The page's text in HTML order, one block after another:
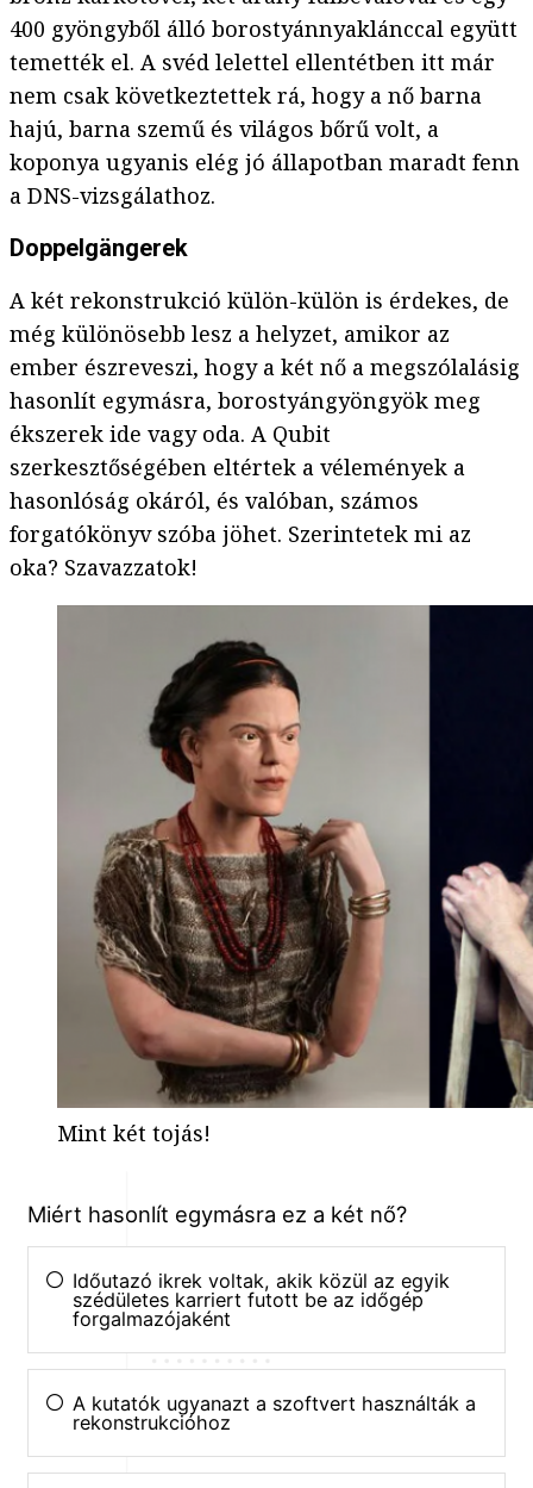
400 gyöngyből álló borostyánnyaklánccal együtt
temették el. A svéd lelettel ellentétben itt már
nem csak következtettek rá, hogy a nő barna
hajú, barna szemű és világos bőrű volt, a
koponya ugyanis elég jó állapotban maradt fenn
a DNS-vizsgálathoz.
Doppelgängerek
A két rekonstrukció külön-külön is érdekes, de
még különösebb lesz a helyzet, amikor az
ember észreveszi, hogy a két nő a megszólalásig
hasonlít egymásra, borostyángyöngyök meg
ékszerek ide vagy oda. A Qubit
szerkesztőségében eltértek a vélemények a
hasonlóság okáról, és valóban, számos
forgatókönyv szóba jöhet. Szerintetek mi az
oka? Szavazzatok!
Mint két tojás!